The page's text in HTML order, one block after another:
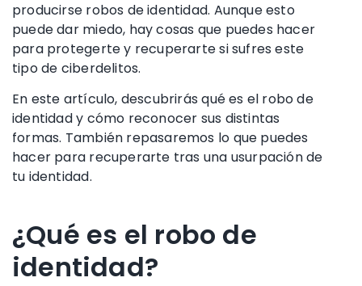
producirse robos de identidad. Aunque esto
puede dar miedo, hay cosas que puedes hacer
para protegerte y recuperarte si sufres este
tipo de ciberdelitos.
En este artículo, descubrirás quées el robo de
identidady cómo reconocer sus distintas
formas. También repasaremos lo que puedes
hacer para recuperarte tras una usurpación de
tu identidad.
¿Qué es el robo de
identidad?